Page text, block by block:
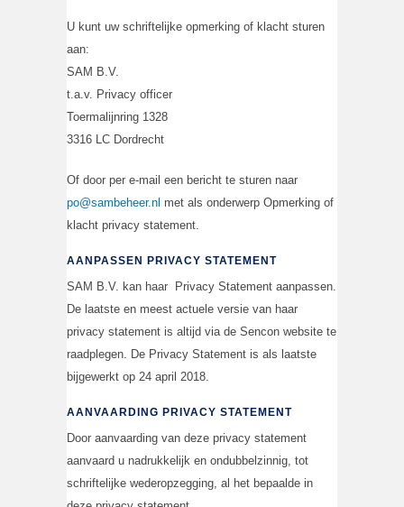
U kunt uw schriftelijke opmerking of klacht sturen
aan:
SAM B.V.
t.a.v. Privacy officer
Toermalijnring 1328
3316 LC Dordrecht
Of door per e-mail een bericht te sturen naar
po@sambeheer.nl met als onderwerp Opmerking of
klacht privacy statement.
AANPASSEN PRIVACY STATEMENT
SAM B.V. kan haar Privacy Statement aanpassen.
De laatste en meest actuele versie van haar
privacy statement is altijd via de Sencon website te
raadplegen. De Privacy Statement is als laatste
bijgewerkt op 24 april 2018.
AANVAARDING PRIVACY STATEMENT
Door aanvaarding van deze privacy statement
aanvaard u nadrukkelijk en ondubbelzinnig, tot
schriftelijke wederopzegging, al het bepaalde in